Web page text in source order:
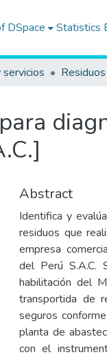
DSpace Statistics
Abstract
Identifica y
residuos que
empresa
del Perú S.A.C.
habilitación del
transportida de
seguros
planta de
con el